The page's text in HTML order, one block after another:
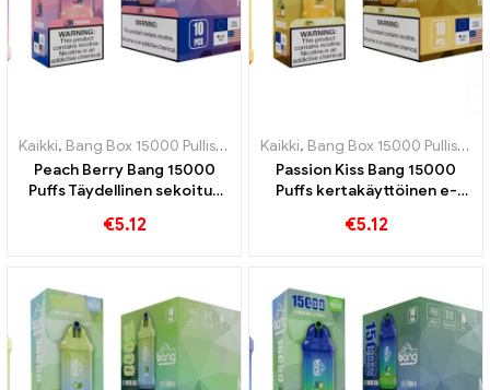
Kaikki, Bang Box 15000 Pullistaa
Kertakäyttöiset e-savukkeet Ruotsi
Peach Berry Bang 15000
Puffs Täydellinen sekoitus
€5.12
Kaikki, Bang Box 15000 Pullistaa
Passion Kiss Bang 15000
Puffs kertakäyttöinen e-
hedelmäisten ja makeiden
€5.12